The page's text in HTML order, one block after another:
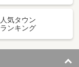
人気タウン
ランキング